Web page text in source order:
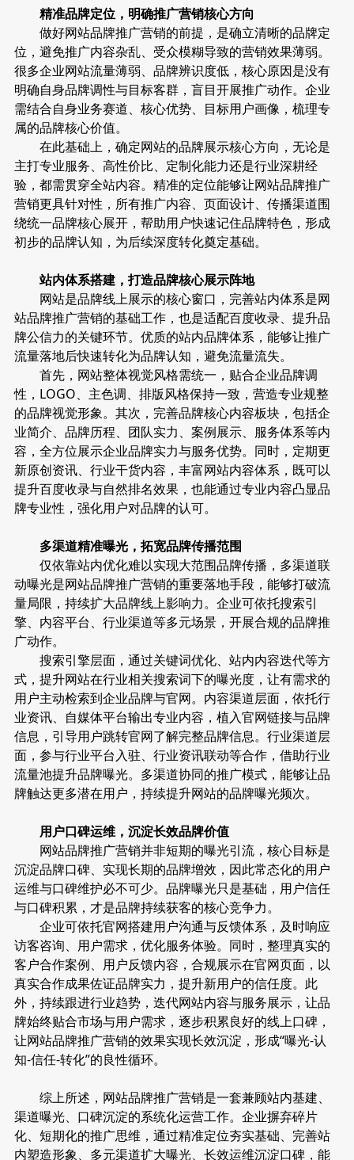
精准品牌定位，明确推广营销核心方向
做好网站品牌推广营销的前提，是确立清晰的品牌定
位，避免推广内容杂乱、受众模糊导致的营销效果薄弱。
很多企业网站流量薄弱、品牌辨识度低，核心原因是没有
明确自身品牌调性与目标客群，盲目开展推广动作。企业
需结合自身业务赛道、核心优势、目标用户画像，梳理专
属的品牌核心价值。
在此基础上，确定网站的品牌展示核心方向，无论是
主打专业服务、高性价比、定制化能力还是行业深耕经
验，都需贯穿全站内容。精准的定位能够让网站品牌推广
营销更具针对性，所有推广内容、页面设计、传播渠道围
绕统一品牌核心展开，帮助用户快速记住品牌特色，形成
初步的品牌认知，为后续深度转化奠定基础。
站内体系搭建，打造品牌核心展示阵地
网站是品牌线上展示的核心窗口，完善站内体系是网
站品牌推广营销的基础工作，也是适配百度收录、提升品
牌公信力的关键环节。优质的站内品牌体系，能够让推广
流量落地后快速转化为品牌认知，避免流量流失。
首先，网站整体视觉风格需统一，贴合企业品牌调
性，LOGO、主色调、排版风格保持一致，营造专业规整
的品牌视觉形象。其次，完善品牌核心内容板块，包括企
业简介、品牌历程、团队实力、案例展示、服务体系等内
容，全方位展示企业品牌实力与服务优势。同时，定期更
新原创资讯、行业干货内容，丰富网站内容体系，既可以
提升百度收录与自然排名效果，也能通过专业内容凸显品
牌专业性，强化用户对品牌的认可。
多渠道精准曝光，拓宽品牌传播范围
仅依靠站内优化难以实现大范围品牌传播，多渠道联
动曝光是网站品牌推广营销的重要落地手段，能够打破流
量局限，持续扩大品牌线上影响力。企业可依托搜索引
擎、内容平台、行业渠道等多元场景，开展合规的品牌推
广动作。
搜索引擎层面，通过关键词优化、站内内容迭代等方
式，提升网站在行业相关搜索词下的曝光度，让有需求的
用户主动检索到企业品牌与官网。内容渠道层面，依托行
业资讯、自媒体平台输出专业内容，植入官网链接与品牌
信息，引导用户跳转官网了解完整品牌信息。行业渠道层
面，参与行业平台入驻、行业资讯联动等合作，借助行业
流量池提升品牌曝光。多渠道协同的推广模式，能够让品
牌触达更多潜在用户，持续提升网站的品牌曝光频次。
用户口碑运维，沉淀长效品牌价值
网站品牌推广营销并非短期的曝光引流，核心目标是
沉淀品牌口碑、实现长期的品牌增效，因此常态化的用户
运维与口碑维护必不可少。品牌曝光只是基础，用户信任
与口碑积累，才是品牌持续获客的核心竞争力。
企业可依托官网搭建用户沟通与反馈体系，及时响应
访客咨询、用户需求，优化服务体验。同时，整理真实的
客户合作案例、用户反馈内容，合规展示在官网页面，以
真实合作成果佐证品牌实力，提升新用户的信任度。此
外，持续跟进行业趋势，迭代网站内容与服务展示，让品
牌始终贴合市场与用户需求，逐步积累良好的线上口碑，
让网站品牌推广营销的效果实现长效沉淀，形成“曝光-认
知-信任-转化”的良性循环。
综上所述，网站品牌推广营销是一套兼顾站内基建、
渠道曝光、口碑沉淀的系统化运营工作。企业摒弃碎片
化、短期化的推广思维，通过精准定位夯实基础、完善站
内塑造形象、多元渠道扩大曝光、长效运维沉淀口碑，能